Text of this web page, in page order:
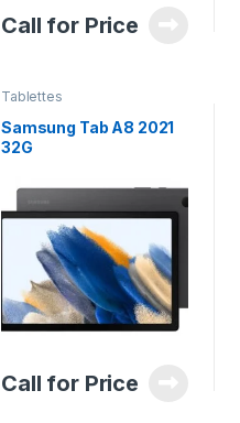
Call for Price
Tablettes
Samsung Tab A8 2021
32G
Call for Price